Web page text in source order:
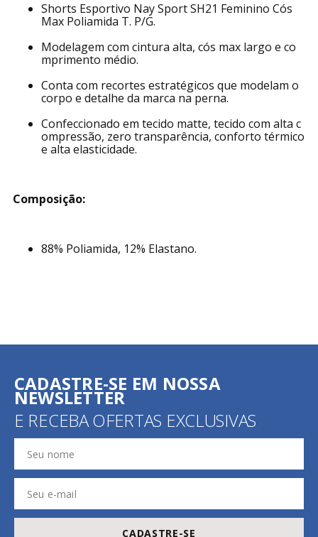
Shorts Esportivo Nay Sport SH21 Feminino Cós
Max Poliamida T. P/G.
Modelagem com cintura alta, cós max largo e co
mprimento médio.
Conta com recortes estratégicos que modelam o
corpo e detalhe da marca na perna.
Confeccionado em tecido matte, tecido com alta c
ompressão, zero transparência, conforto térmico
e alta elasticidade.
Composição:
88% Poliamida, 12% Elastano.
CADASTRE-SE EM NOSSA
NEWSLETTER
E RECEBA OFERTAS EXCLUSIVAS
CADASTRE-SE